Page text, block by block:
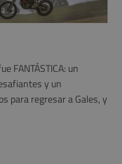
FANTÁSTICA: un
y un
para regresar a Gales, y